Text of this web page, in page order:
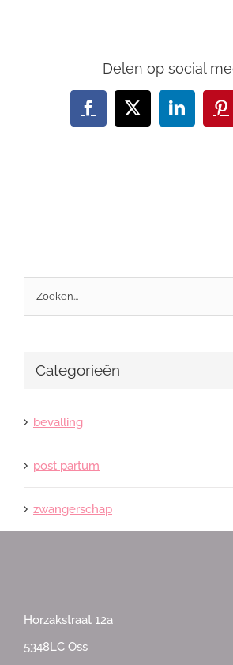
Delen op social
Facebook
X LinkedIn
Zoeken
naar:
Categorieën
bevalling
post partum
zwangerschap
Horzakstraat 12a
5348LC Oss